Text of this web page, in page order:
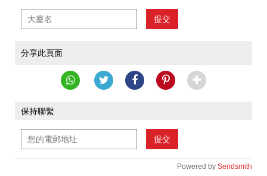
提交
分享此頁面
保持聯繫
提交
Powered by Sendsmith